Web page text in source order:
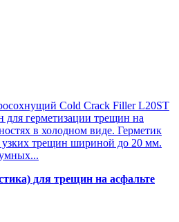
Cold Crack Filler L20SТ
для герметизации трещин на
в холодном виде. Герметик
узких трещин шириной до 20 мм.
для трещин на асфальте